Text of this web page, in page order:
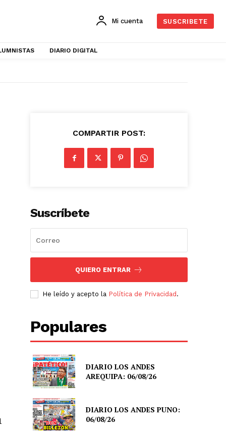
Mi cuenta SUSCRIBETE
DIARIO DIGITAL
COMPARTIR POST:
Suscríbete
QUIERO ENTRAR
He leído y acepto la Política de Privacidad .
Populares
DIARIO LOS ANDES
AREQUIPA: 06/08/26
DIARIO LOS ANDES PUNO:
06/08/26